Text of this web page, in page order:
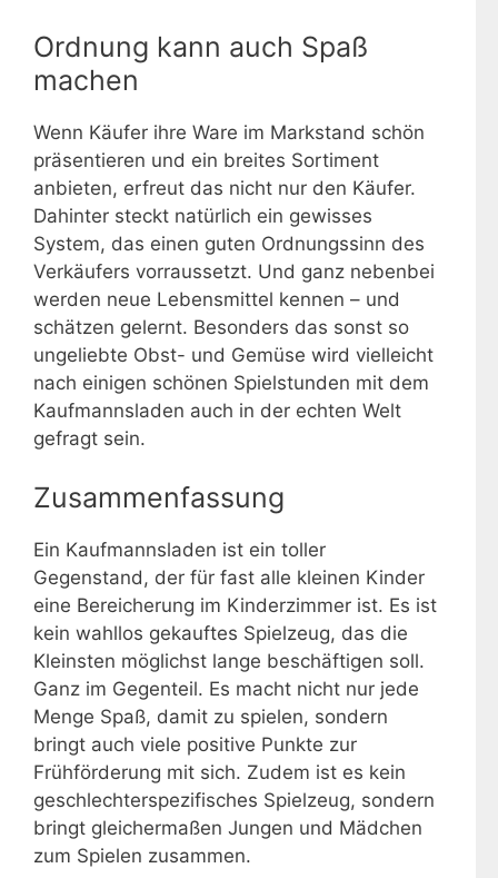
Ordnung kann auch Spaß
machen
Wenn Käufer ihre Ware im Markstand schön
präsentieren und ein breites Sortiment
anbieten, erfreut das nicht nur den Käufer.
Dahinter steckt natürlich ein gewisses
System, das einen guten Ordnungssinn des
Verkäufers vorraussetzt. Und ganz nebenbei
werden neue Lebensmittel kennen – und
schätzen gelernt. Besonders das sonst so
ungeliebte Obst- und Gemüse wird vielleicht
nach einigen schönen Spielstunden mit dem
Kaufmannsladen auch in der echten Welt
gefragt sein.
Zusammenfassung
Ein Kaufmannsladen ist ein toller
Gegenstand, der für fast alle kleinen Kinder
eine Bereicherung im Kinderzimmer ist. Es ist
kein wahllos gekauftes Spielzeug, das die
Kleinsten möglichst lange beschäftigen soll.
Ganz im Gegenteil. Es macht nicht nur jede
Menge Spaß, damit zu spielen, sondern
bringt auch viele positive Punkte zur
Frühförderung mit sich. Zudem ist es kein
geschlechterspezifisches Spielzeug, sondern
bringt gleichermaßen Jungen und Mädchen
zum Spielen zusammen.